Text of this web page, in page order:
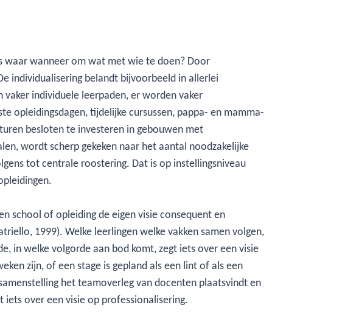
waar wanneer om wat met wie te doen? Door
individualisering belandt bijvoorbeeld in allerlei
individuele leerpaden, er worden vaker
opleidingsdagen, tijdelijke cursussen, pappa- en mamma-
besloten te investeren in gebouwen met
wordt scherp gekeken naar het aantal noodzakelijke
tot centrale roostering. Dat is op instellingsniveau
school of opleiding de eigen visie consequent en
1999). Welke leerlingen welke vakken samen volgen,
in welke volgorde aan bod komt, zegt iets over een visie
zijn, of een stage is gepland als een lint of als een
het teamoverleg van docenten plaatsvindt en
over een visie op professionalisering.